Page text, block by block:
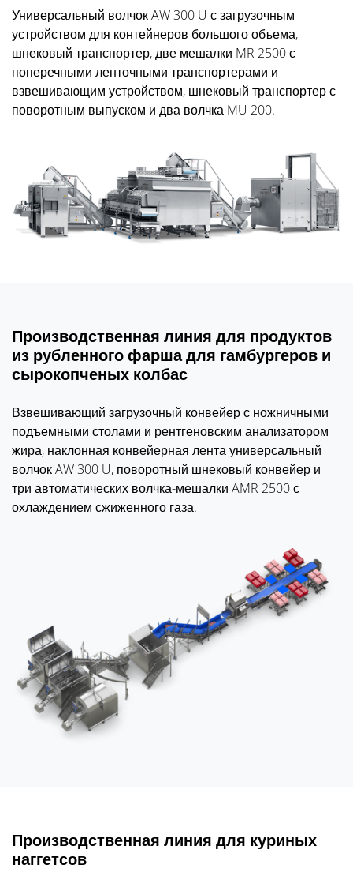
Универсальный волчок AW 300 U с загрузочным
устройством для контейнеров большого объема,
шнековый транспортер, две мешалки MR 2500 с
поперечными ленточными транспортерами и
взвешивающим устройством, шнековый транспортер с
поворотным выпуском и два волчка MU 200.
Производственная линия для продуктов
из рубленного фарша для гамбургеров и
сырокопченых колбас
Взвешивающий загрузочный конвейер с ножничными
подъемными столами и рентгеновским анализатором
жира, наклонная конвейерная лента универсальный
волчок AW 300 U, поворотный шнековый конвейер и
три автоматических волчка-мешалки AMR 2500 с
охлаждением сжиженного газа.
Производственная линия для куриных
наггетсов